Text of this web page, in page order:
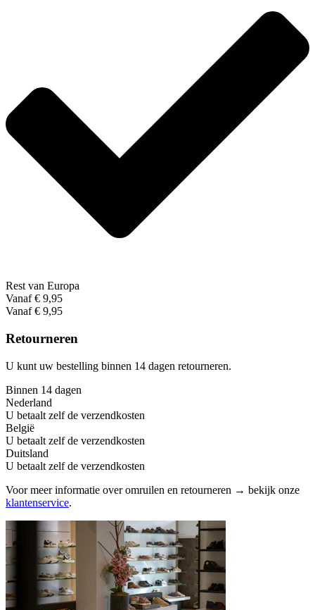
Rest van Europa
Vanaf € 9,95
Vanaf € 9,95
Retourneren
U kunt uw bestelling binnen 14 dagen retourneren.
Binnen 14 dagen
Nederland
U betaalt zelf de verzendkosten
België
U betaalt zelf de verzendkosten
Duitsland
U betaalt zelf de verzendkosten
Voor meer informatie over omruilen en retourneren → bekijk onze
klantenservice.